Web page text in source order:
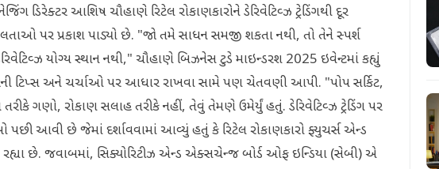
ડિરેક્ટર આશિષ ચૌહાણે રિટેલ રોકાણકારોને ડેરિવેટિવ્ઝ ટ્રેડિંગથી દૂર
પર પ્રકાશ પાડ્યો છે. "જો તમે સાધન સમજી શકતા નથી, તો તેને સ્પર્શ
યોગ્ય સ્થાન નથી," ચૌહાણે બિઝનેસ ટુડે માઇન્ડરશ 2025 ઇવેન્ટમાં કહ્યું
ટિપ્સ અને ચર્ચાઓ પર આધાર રાખવા સામે પણ ચેતવણી આપી. "પોપ સર્કિટ,
ગણો, રોકાણ સલાહ તરીકે નહીં, તેવું તેમણે ઉમેર્યું હતું. ડેરિવેટિવ્ઝ ટ્રેડિંગ પર
આવી છે જેમાં દર્શાવવામાં આવ્યું હતું કે રિટેલ રોકાણકારો ફ્યુચર્સ એન્ડ
રહ્યા છે. જવાબમાં, સિક્યોરિટીઝ એન્ડ એક્સચેન્જ બોર્ડ ઓફ ઇન્ડિયા (સેબી) એ